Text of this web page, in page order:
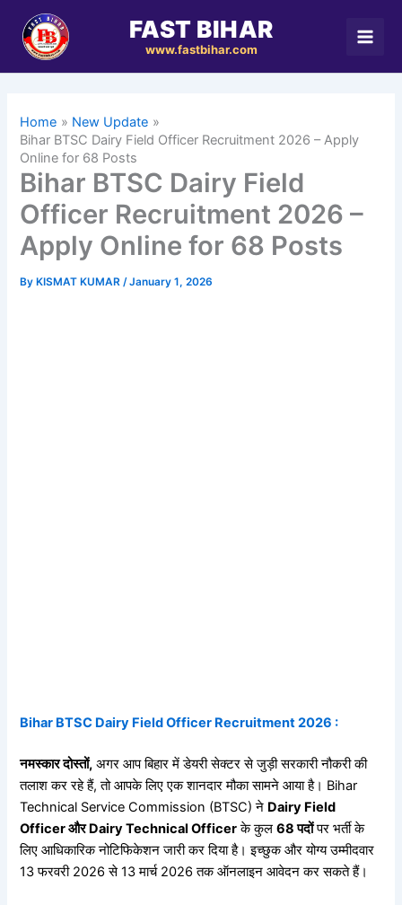
content
FAST BIHAR
www.fastbihar.com
Home
New Update
Bihar BTSC Dairy Field Officer Recruitment 2026 – Apply
Online for 68 Posts
Bihar BTSC Dairy Field
Officer Recruitment 2026 –
Apply Online for 68 Posts
By KISMAT KUMAR/January 1, 2026
Bihar BTSC Dairy Field Officer Recruitment 2026 :
नमस्कार दोस्तों, अगर आप बिहार में डेयरी सेक्टर से जुड़ी सरकारी नौकरी की
तलाश कर रहे हैं, तो आपके लिए एक शानदार मौका सामने आया है। Bihar
Technical Service Commission (BTSC) ने Dairy Field
Officer और Dairy Technical Officerके कुल68 पदोंपर भर्ती के
लिए आधिकारिक नोटिफिकेशन जारी कर दिया है। इच्छुक और योग्य उम्मीदवार
13 फरवरी 2026 से 13 मार्च 2026 तक ऑनलाइन आवेदन कर सकते हैं।